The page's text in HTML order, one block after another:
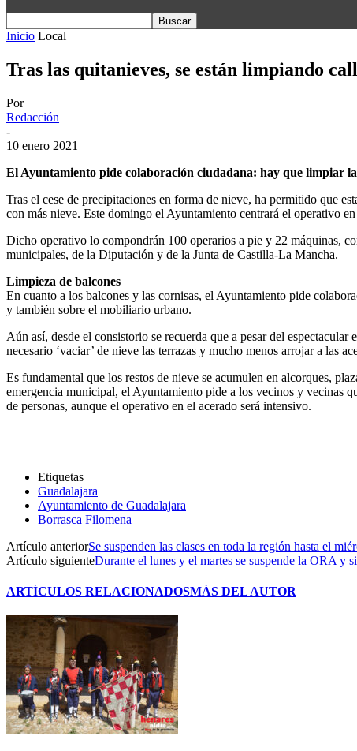
Inicio Local
Tras las quitanieves, se están limpiando
Por
Redacción
-
10 enero 2021
El Ayuntamiento pide colaboración ciudadana: hay que limpiar
Tras el cese de precipitaciones en forma de nieve, ha permitido que
con más nieve. Este domingo el Ayuntamiento centrará el operativo
Dicho operativo lo compondrán 100 operarios a pie y 22 máquinas,
municipales, de la Diputación y de la Junta de Castilla-La Mancha.
Limpieza de balcones
En cuanto a los balcones y las cornisas, el Ayuntamiento pide
y también sobre el mobiliario urbano.
Aún así, desde el consistorio se recuerda que a pesar del
necesario ‘vaciar’ de nieve las terrazas y mucho menos arrojar a las
Es fundamental que los restos de nieve se acumulen en alcorques,
emergencia municipal, el Ayuntamiento pide a los vecinos y vecinas
de personas, aunque el operativo en el acerado será intensivo.
Etiquetas
Guadalajara
Ayuntamiento de Guadalajara
Borrasca Filomena
Artículo anteriorSe suspenden las clases en toda la región hasta el
Artículo siguienteDurante el lunes y el martes se suspende la ORA y
ARTÍCULOS RELACIONADOSMÁS DEL AUTOR